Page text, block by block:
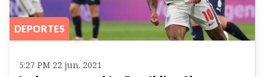
DEPORTES
5:27 PM 22 jun. 2021